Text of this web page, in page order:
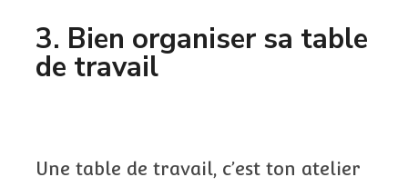
3. Bien organiser sa table
de travail
Une table de travail, c’est ton atelier